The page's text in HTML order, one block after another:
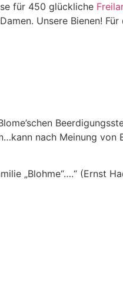
für 450 glückliche
Unsere Bienen!
nach Meinung
„Blohme“….“ (Ernst